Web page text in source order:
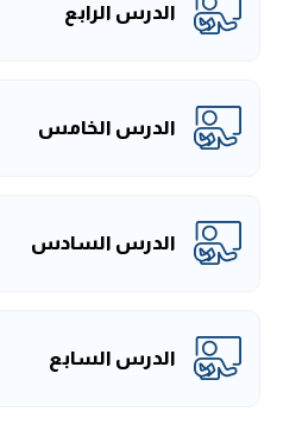
الدرس الرابع
الدرس الخامس
الدرس السادس
الدرس السابع